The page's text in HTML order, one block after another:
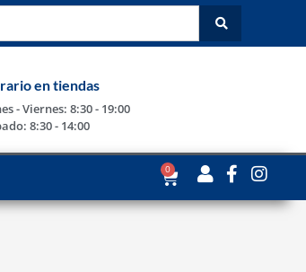
en tiendas
- Viernes: 8:30 - 19:00
8:30 - 14:00
0